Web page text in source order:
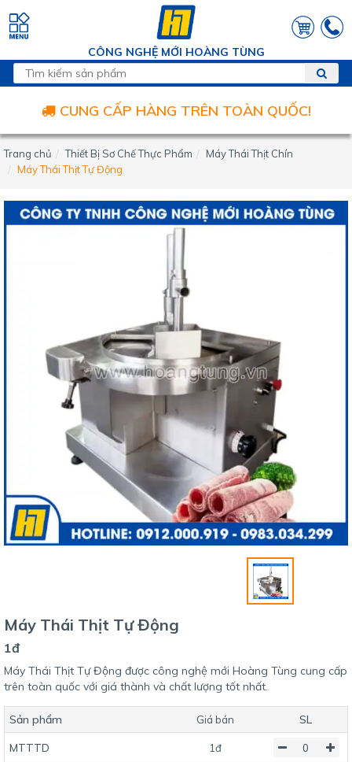
CÔNG NGHỆ MỚI HOÀNG TÙNG
CUNG CẤP HÀNG TRÊN TOÀN QUỐC!
Trang chủ Thiết Bị Sơ Chế Thực Phẩm
Máy Thái Thịt Chín
Máy Thái Thịt Tự Động
Máy Thái Thịt Tự Động
1đ
Máy Thái Thịt Tự Động được công nghệ mới Hoàng Tùng cung cấp
trên toàn quốc với giá thành và chất lượng tốt nhất.
Sản phẩm Giá bán SL
MTTTD 1đ